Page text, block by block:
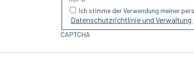
Ich stimme der Verwendung meiner
Datenschutzrichtlinie und Verwaltung
CAPTCHA